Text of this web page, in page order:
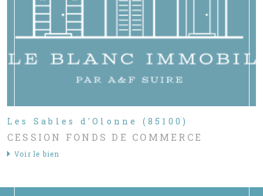
Les Sables d'Olonne (85100)
CESSION FONDS DE COMMERCE
Voir le bien